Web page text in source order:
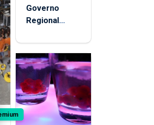
Governo
Regional
apartamentos
na freguesia
da Maia